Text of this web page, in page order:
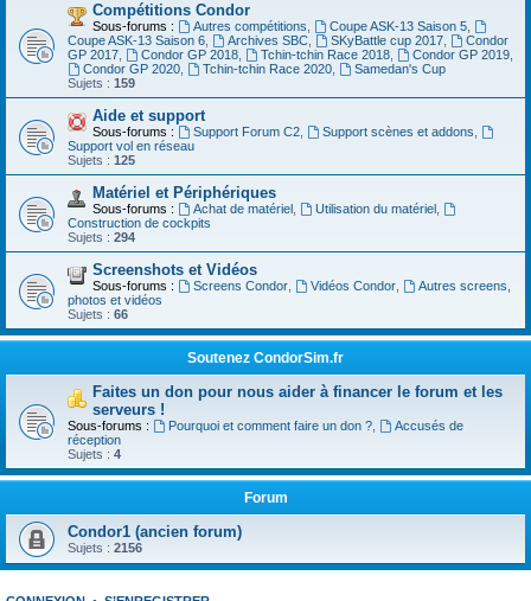
Compétitions Condor
Sous-forums : Autres compétitions Coupe ASK-13 Saison 5,
Coupe ASK-13 Saison 6
Archives SBC, SKyBattle cup 2017,
Condor
GP 2017
Condor GP 2018, Tchin-tchin Race 2018, Condor GP 2019,
Condor GP 2020, Tchin-tchin Race 2020,
Samedan's Cup
Sujets : 159
Aide et support
Sous-forums : Support Forum C2, Support scènes et addons
Support vol en réseau
Sujets : 125
Matériel et Périphériques
Sous-forums : Achat de matériel, Utilisation du matériel,
Construction de cockpits
Sujets : 294
Screenshots et Vidéos
Sous-forums : Screens Condor, Vidéos Condor,
Autres screens,
photos et vidéos
Sujets : 66
Soutenez CondorSim.fr
Faites un don pour nous aider à financer le forum et les
serveurs !
Sous-forums : Pourquoi et comment faire un don ?,
Accusés de
réception
Sujets : 4
Forum
Condor1 (ancien forum)
Sujets : 2156